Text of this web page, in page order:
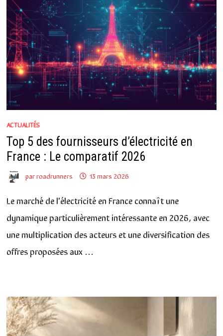
ACTUALITÉS
Top 5 des fournisseurs d’électricité en
France : Le comparatif 2026
parroadrunners 13 mars 2026
Le marché de l'électricité en France connaît une
dynamique particulièrement intéressante en 2026, avec
une multiplication des acteurs et une diversification des
offres proposées aux …